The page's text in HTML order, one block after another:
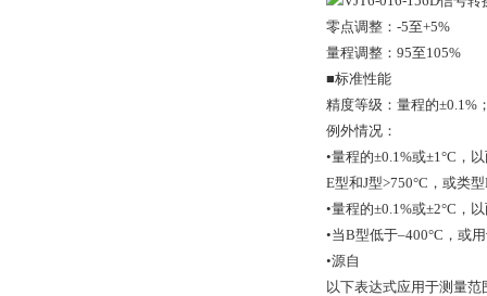
零点调整：-5至+5%
量程调整：95至105%
■标准性能
精度等级：量程的±0.1%
例外情况：
•量程的±0.1%或±1°C，
E型和J型>750°C，或类
•量程的±0.1%或±2°C，
•当B型低于–400°C，或
•源自
以下表达式应用于测量